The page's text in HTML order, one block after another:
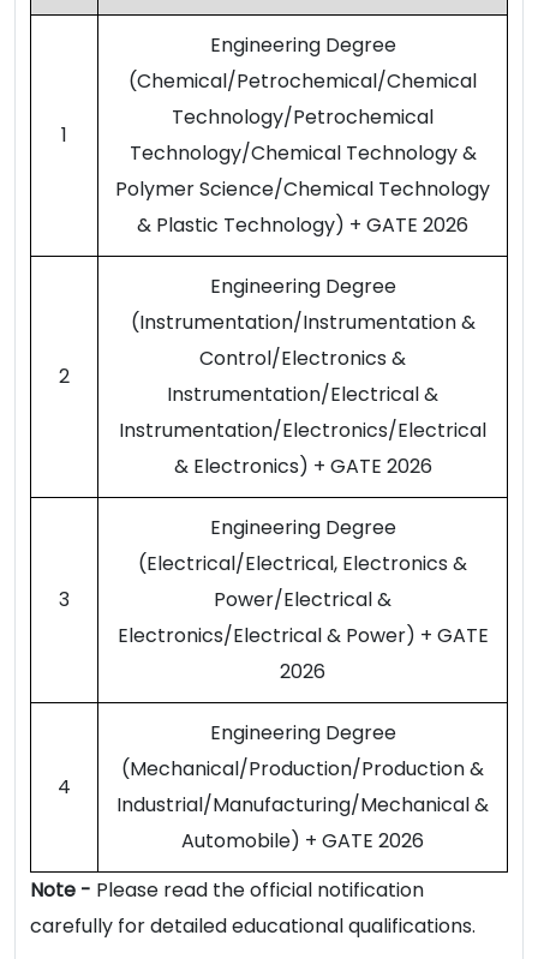
1
Engineering Degree
(Chemical/Petrochemical/Chemical
Technology/Petrochemical
Technology/Chemical Technology &
Polymer Science/Chemical Technology
& Plastic Technology) + GATE 2026
2
Engineering Degree
(Instrumentation/Instrumentation &
Control/Electronics &
Instrumentation/Electrical &
Instrumentation/Electronics/Electrical
& Electronics) + GATE 2026
3
Engineering Degree
(Electrical/Electrical, Electronics &
Power/Electrical &
Electronics/Electrical & Power) + GATE
2026
4
Engineering Degree
(Mechanical/Production/Production &
Industrial/Manufacturing/Mechanical &
Automobile) + GATE 2026
Note - Please read the official notification
carefully for detailed educational qualifications.